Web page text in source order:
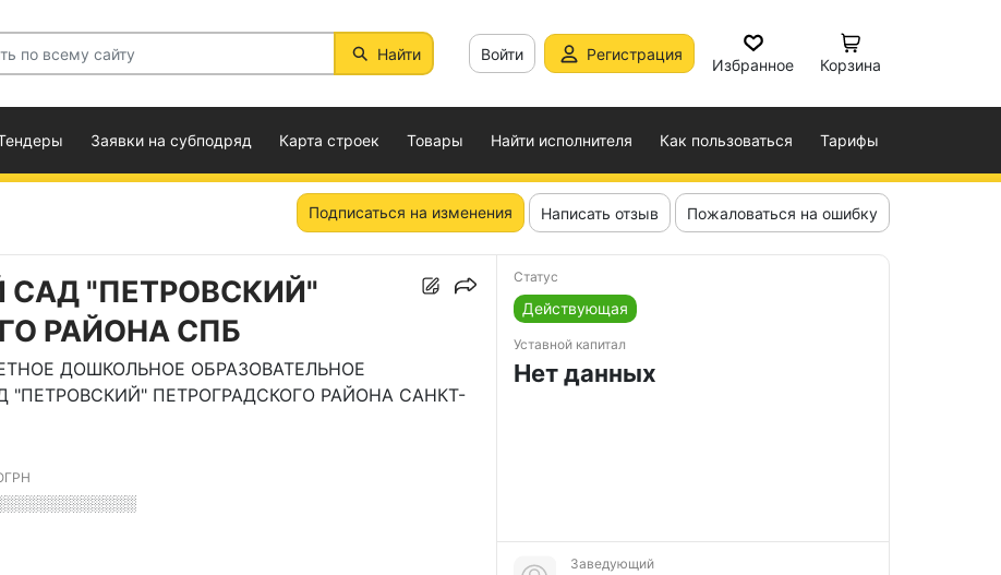
Найти Войти Регистрация
Избранное Корзина
Заявки на субподряд Карта строек Товары Найти исполнителя Как пользоваться Тарифы
Подписаться на изменения Написать отзыв Пожаловаться на ошибку
САД "ПЕТРОВСКИЙ"
РАЙОНА СПБ
ДОШКОЛЬНОЕ ОБРАЗОВАТЕЛЬНОЕ
ПЕТРОГРАДСКОГО РАЙОНА САНКТ-
Статус
Действующая
Уставной капитал
Нет данных
Заведующий